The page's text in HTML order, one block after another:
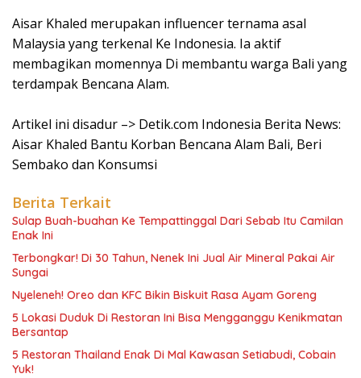
Aisar Khaled merupakan influencer ternama asal
Malaysia yang terkenal Ke Indonesia. Ia aktif
membagikan momennya Di membantu warga Bali yang
terdampak Bencana Alam.
Artikel ini disadur –> Detik.com Indonesia Berita News:
Aisar Khaled Bantu Korban Bencana Alam Bali, Beri
Sembako dan Konsumsi
Berita Terkait
Sulap Buah-buahan Ke Tempattinggal Dari Sebab Itu Camilan
Enak Ini
Terbongkar! Di 30 Tahun, Nenek Ini Jual Air Mineral Pakai Air
Sungai
Nyeleneh! Oreo dan KFC Bikin Biskuit Rasa Ayam Goreng
5 Lokasi Duduk Di Restoran Ini Bisa Mengganggu Kenikmatan
Bersantap
5 Restoran Thailand Enak Di Mal Kawasan Setiabudi, Cobain
Yuk!